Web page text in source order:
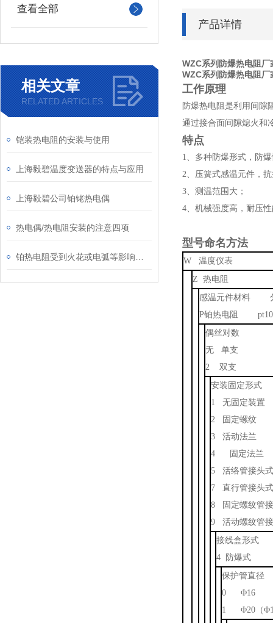
查看全部
相关文章
RELATED ARTICLES
铠装热电阻的安装与使用
上海毅碧温度变送器的特点与应用
上海毅碧公司铂铑热电偶
热电偶/热电阻安装的注意四项
产品详情
WZC系列防爆热电阻厂
WZC系列防爆热电阻厂
工作原理
防爆热电阻是利用间隙
通过接合面间隙熄火和
特点
1、多种防爆形式，防
2、压簧式感温元件，
3、测温范围大；
4、机械强度高，耐压
型号命名方法
W 温度仪表
Z 热电阻
感温元件材料
P铂热电阻
偶丝对数
无 单支
2 双支
安装固定形式
1 无固定装置
2 固定螺纹
3 活动法兰
4 固定法兰
5 活络管接头式
7 直行管接头式
8 固定螺纹管
9 活动螺纹管
接线盒形式
4 防爆式
保护管直径
0 Φ16
1 Φ20（